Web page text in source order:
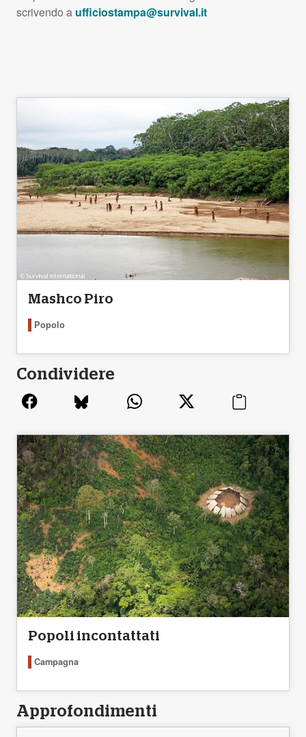
scrivendo a ufficiostampa@survival.it
Mashco Piro
Popolo
Condividere
Popoli incontattati
Campagna
Approfondimenti